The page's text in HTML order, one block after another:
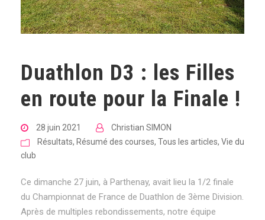
Duathlon D3 : les Filles
en route pour la Finale !
28 juin 2021
Christian SIMON
Résultats, Résumé des courses, Tous les articles, Vie du
club
Ce dimanche 27 juin, à Parthenay, avait lieu la 1/2 finale
du Championnat de France de Duathlon de 3ème Division.
Après de multiples rebondissements, notre équipe